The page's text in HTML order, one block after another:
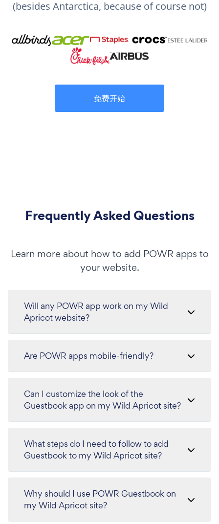
(besides Antarctica, because of course not)
免费开始
Frequently Asked Questions
Learn more about how to add POWR apps to
your website.
Will any POWR app work on my Wild
Apricot website?
Are POWR apps mobile-friendly?
Can I customize the look of the
Guestbook app on my Wild Apricot site?
What steps do I need to follow to add
Guestbook to my Wild Apricot site?
Why should I use POWR Guestbook on
my Wild Apricot site?